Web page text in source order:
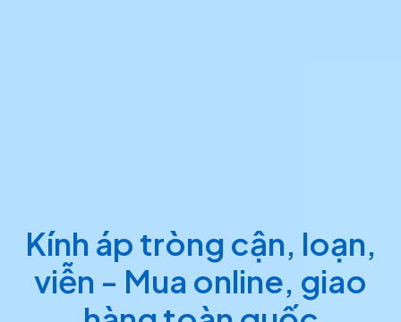
Kính áp tròng cận, loạn,
viễn - Mua online, giao